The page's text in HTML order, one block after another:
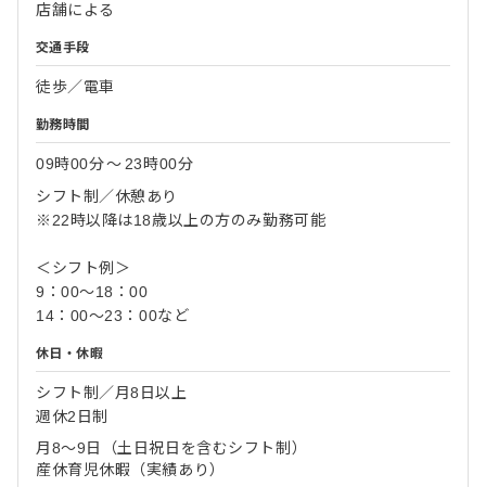
店舗による
交通手段
徒歩／電車
勤務時間
09時00分〜 23時00分
シフト制／休憩あり
※22時以降は18歳以上の方のみ勤務可能
＜シフト例＞
9：00～18：00
14：00～23：00など
休日・休暇
シフト制／月8日以上
週休2日制
月8～9日（土日祝日を含むシフト制）
産休育児休暇（実績あり）